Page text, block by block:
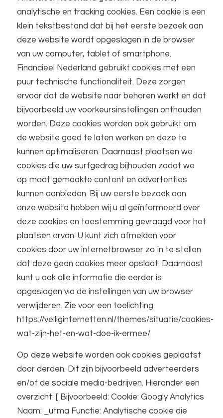
analytische en tracking cookies. Een cookie is een
klein tekstbestand dat bij het eerste bezoek aan
deze website wordt opgeslagen in de browser
van uw computer, tablet of smartphone.
Financieel Nederland gebruikt cookies met een
puur technische functionaliteit. Deze zorgen
ervoor dat de website naar behoren werkt en dat
bijvoorbeeld uw voorkeursinstellingen onthouden
worden. Deze cookies worden ook gebruikt om
de website goed te laten werken en deze te
kunnen optimaliseren. Daarnaast plaatsen we
cookies die uw surfgedrag bijhouden zodat we
op maat gemaakte content en advertenties
kunnen aanbieden. Bij uw eerste bezoek aan
onze website hebben wij u al geïnformeerd over
deze cookies en toestemming gevraagd voor het
plaatsen ervan. U kunt zich afmelden voor
cookies door uw internetbrowser zo in te stellen
dat deze geen cookies meer opslaat. Daarnaast
kunt u ook alle informatie die eerder is
opgeslagen via de instellingen van uw browser
verwijderen. Zie voor een toelichting:
https://veiliginternetten.nl/themes/situatie/cookies-
wat-zijn-het-en-wat-doe-ik-ermee/
Op deze website worden ook cookies geplaatst
door derden. Dit zijn bijvoorbeeld adverteerders
en/of de sociale media-bedrijven. Hieronder een
overzicht: [ Bijvoorbeeld: Cookie: Googly Analytics
Naam: _utma Functie: Analytische cookie die